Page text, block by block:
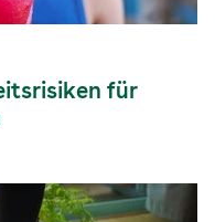
für